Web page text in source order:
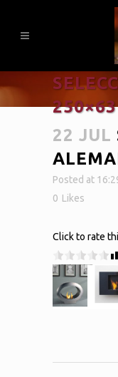
250×63
22 JUL
Posted at
0 Likes
Click to rate